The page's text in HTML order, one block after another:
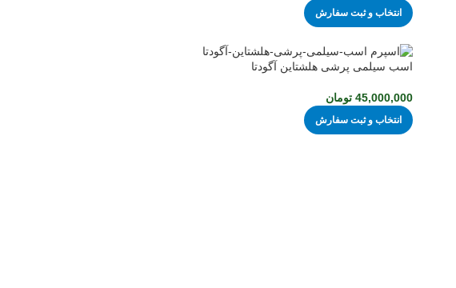
انتخاب و ثبت سفارش
اسب سیلمی پرشی هلشتاین آگودتا
45,000,000 تومان
انتخاب و ثبت سفارش